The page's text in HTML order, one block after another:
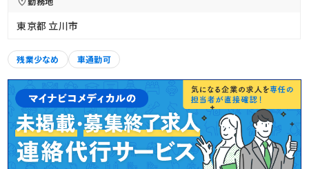
東京都 立川市
残業少なめ 車通勤可